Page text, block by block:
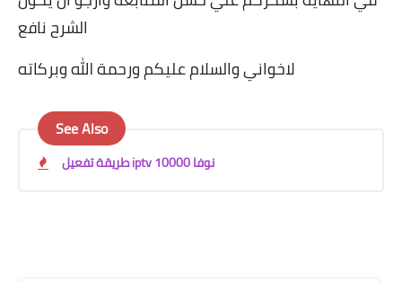
الشرح نافع
لاخواني والسلام عليكم ورحمة الله وبركاته
See Also
طريقة تفعيل iptv نوفا 10000